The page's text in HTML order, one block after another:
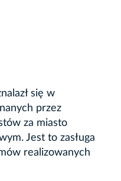
się w
przez
za miasto
Jest to zasługa
realizowanych